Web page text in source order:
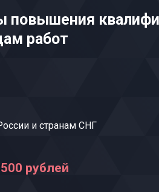
повышения
работ
и странам СНГ
рублей